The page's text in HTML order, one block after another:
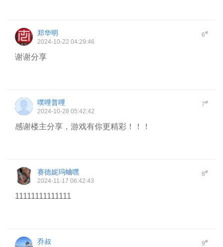
6#
郑华明
2024-10-22 04:29:46
谢谢分享
7#
噗哩普哩
2024-10-28 05:42:42
感谢楼主分享，游戏有你更精彩！！！
8#
赛徳妮玛蛐嘿
2024-11-17 06:42:43
11111111111111
9#
乔叔